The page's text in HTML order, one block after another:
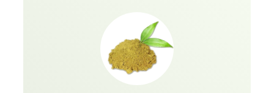
الأطراف ، مما يجعله ناعما ولامعا وسلسا كما لم يكن من
قبل!